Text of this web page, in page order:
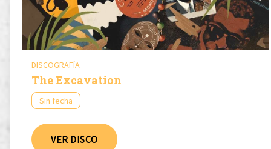
DISCOGRAFÍA
The Excavation
Sin fecha
VER DISCO